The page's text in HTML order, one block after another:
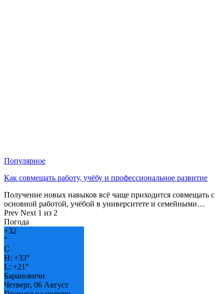
Популярное
Как совмещать работу, учёбу и профессиональное развитие
Получение новых навыков всё чаще приходится совмещать с
основной работой, учёбой в университете и семейными…
Prev Next 1 из 2
Погода
+32
°
C
H: +33°
L: +21°
Барановичи
Четверг, 06 Август